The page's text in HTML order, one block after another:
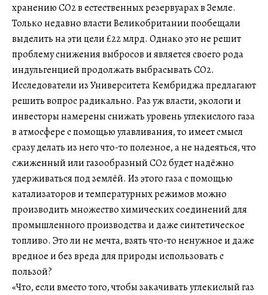
хранению CO2 в естественных резервуарах в Земле.
Только недавно власти Великобритании пообещали
выделить на эти цели £22 млрд. Однако это не решит
проблему снижения выбросов и является своего рода
индульгенцией продолжать выбрасывать CO2.
Исследователи из Университета Кембриджа предлагают
решить вопрос радикально. Раз уж власти, экологи и
инвесторы намерены снижать уровень углекислого газа
в атмосфере с помощью улавливания, то имеет смысл
сразу делать из него что-то полезное, а не надеяться, что
сжиженный или газообразный CO2 будет надёжно
удерживаться под землёй. Из этого газа с помощью
катализаторов и температурных режимов можно
производить множество химических соединений для
промышленного производства и даже синтетическое
топливо. Это ли не мечта, взять что-то ненужное и даже
вредное и без вреда для природы использовать с
пользой?
«Что, если вместо того, чтобы закачивать углекислый газ